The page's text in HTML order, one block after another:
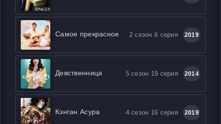
Самое прекрасное 2 сезон 6 серия 2019
Девственница 5 сезон 19 серия 2014
Кэнган Асура 4 сезон 16 серия 2019